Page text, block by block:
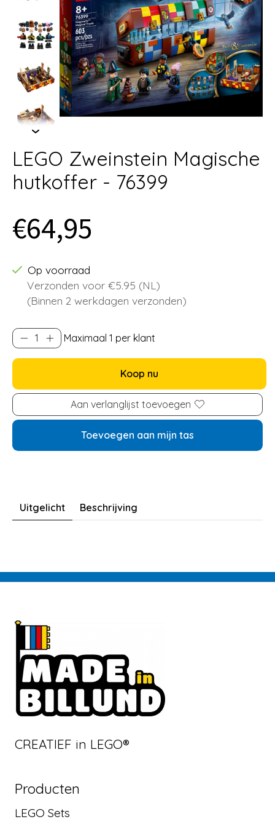
LEGO Zweinstein Magische
hutkoffer - 76399
€64,95
Op voorraad
Verzonden voor €5.95 (NL)
(Binnen 2 werkdagen verzonden)
Maximaal 1 per klant
Koop nu
Aan verlanglijst toevoegen
Toevoegen aan mijn tas
Uitgelicht Beschrijving
CREATIEF in LEGO®
Producten
LEGO Sets